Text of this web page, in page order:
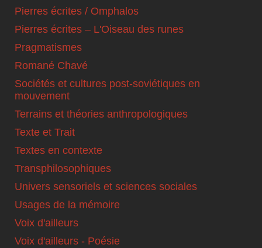
Pierres écrites / Omphalos
Pierres écrites – L'Oiseau des runes
Pragmatismes
Romané Chavé
Sociétés et cultures post-soviétiques en
mouvement
Terrains et théories anthropologiques
Texte et Trait
Textes en contexte
Transphilosophiques
Univers sensoriels et sciences sociales
Usages de la mémoire
Voix d'ailleurs
Voix d'ailleurs - Poésie